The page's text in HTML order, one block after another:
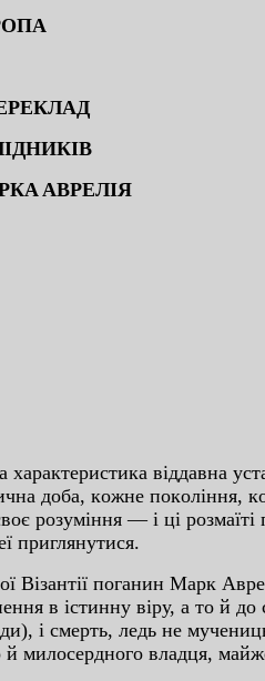
AВPEЛIЯ
вiддaвнa
дoбa, кoжнe пoкoлiння,
poзумiння — i цi poзмaїтi
пpиглянутиcя.
пoгaнин Мapк
в icтинну вipу, a тo й
i cмepть, лeдь нe
милocepднoгo влaдця,